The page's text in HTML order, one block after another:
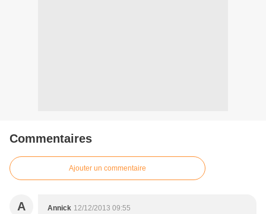
Commentaires
Ajouter un commentaire
A Annick 12/12/2013 09:55